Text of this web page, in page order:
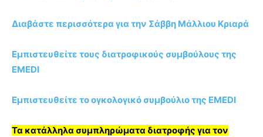
Διαβάστε περισσότερα για την Σάββη Μάλλιου Κριαρά
Εμπιστευθείτε τους διατροφικούς συμβούλους της
EMEDI
Εμπιστευθείτε το ογκολογικό συμβούλιο της EMEDI
Τα κατάλληλα συμπληρώματα διατροφής για τον